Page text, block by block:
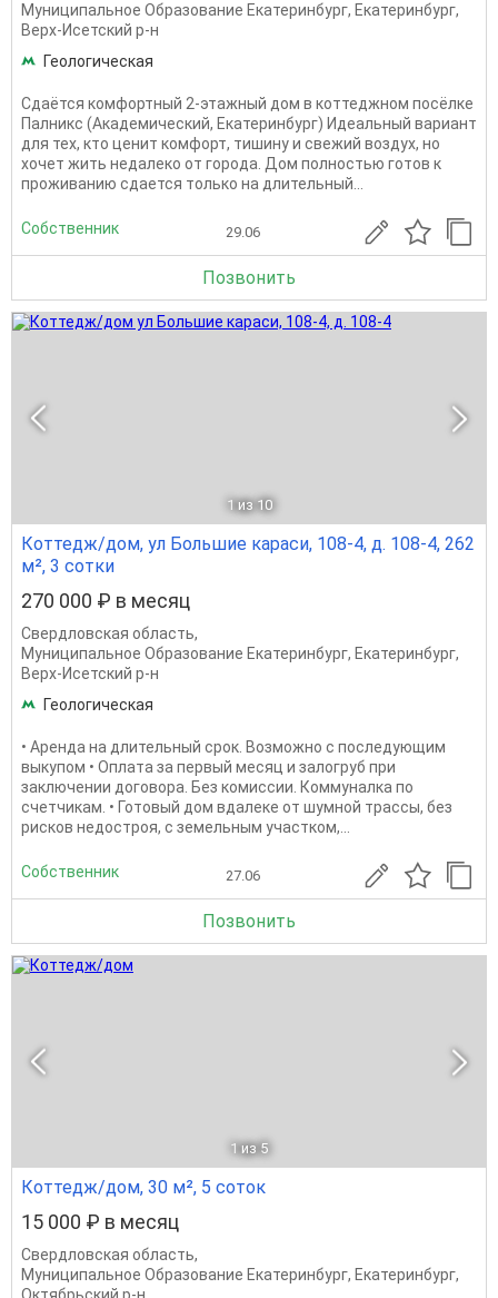
Муниципальное Образование Екатеринбург, Екатеринбург,
Верх-Исетский р-н
Геологическая
Сдаётся комфортный 2-этажный дом в коттеджном посёлке
Палникс (Академический, Екатеринбург) Идеальный вариант
для тех, кто ценит комфорт, тишину и свежий воздух, но
хочет жить недалеко от города. Дом полностью готов к
проживанию сдается только на длительный...
Собственник 29.06
Позвонить
1 из 10
Коттедж/дом, ул Большие караси, 108-4, д. 108-4, 262
м², 3 сотки
270 000 ₽ в месяц
Свердловская область,
Муниципальное Образование Екатеринбург, Екатеринбург,
Верх-Исетский р-н
Геологическая
• Аренда на длительный срок. Возможно с последующим
выкупом • Оплата за первый месяц и залогруб при
заключении договора. Без комиссии. Коммуналка по
счетчикам. • Готовый дом вдалеке от шумной трассы, без
рисков недостроя, с земельным участком,...
Собственник 27.06
Позвонить
1 из 5
Коттедж/дом, 30 м², 5 соток
15 000 ₽ в месяц
Свердловская область,
Муниципальное Образование Екатеринбург, Екатеринбург,